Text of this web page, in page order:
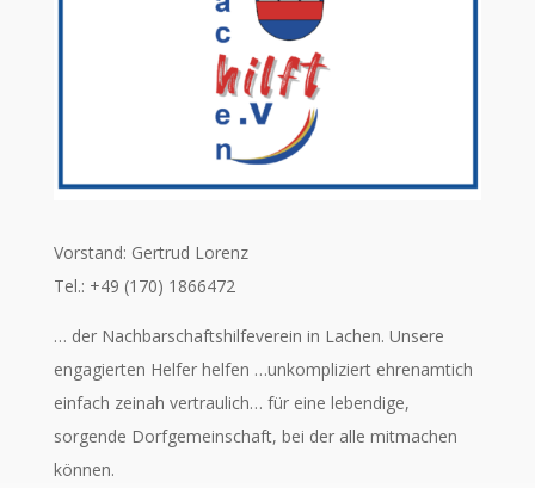
Vorstand: Gertrud Lorenz
Tel.: +49 (170) 1866472
… der Nachbarschaftshilfeverein in Lachen. Unsere
engagierten Helfer helfen …unkompliziert ehrenamtich
einfach zeinah vertraulich… für eine lebendige,
sorgende Dorfgemeinschaft, bei der alle mitmachen
können.